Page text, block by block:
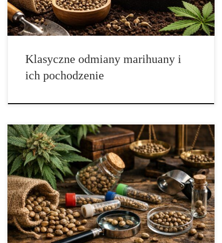
Klasyczne odmiany marihuany i
ich pochodzenie
Wartościowe nasiona kolekcjonerskie – jak odróżnić perełki od
przeciętności? Kompletny przewodnik dla świadomych zbieraczy
Wartościowe nasiona kolekcjonerskie to temat, w którym spotykają
się pasja, porządek i wrażliwość na różnorodność roślin. Dla wielu
osób kolekcjonowanie nasion jest sposobem na prowadzenie
prywatnego archiwum – zbioru, który zachowuje odmiany, cechy,
historię i ślady […]